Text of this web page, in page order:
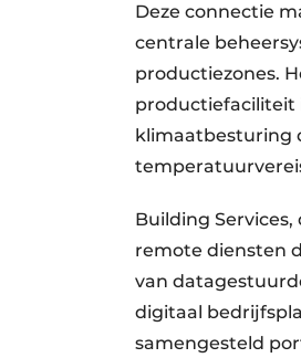
Deze connectie
centrale
productiezones.
productiefaciliteit
klimaatbesturing
Building
remote diensten
van
digitaal
samengesteld